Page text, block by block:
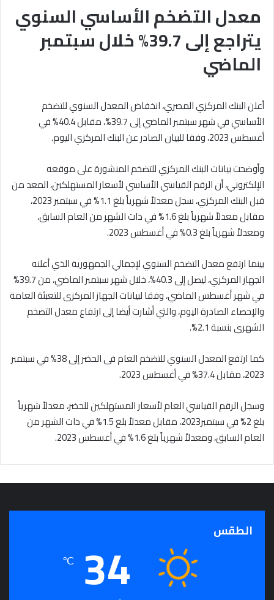
معدل التضخم الأساسي السنوي
يتراجع إلى 39.7% خلال سبتمبر
الماضي
أعلن البنك المركزي المصري، انخفاض المعدل السنوي للتضخم
الأساسي في شهر سبتمبر الماضي إلى 39.7%، مقابل 40.4% في
أغسطس 2023، وفقا للبيان الصادر عن البنك المركزي اليوم.
وأوضحت بيانات البنك المركزي للتضخم المنشورة على موقعه
الإلكتروني، أن الرقم القياسي الأساسي لأسعار المستهلكين، المعد من
قبل البنك المركزي، سجل معدلاً شهرياً بلغ 1.1% في سبتمبر 2023،
مقابل معدلاً شهرياً بلغ 1.6% في ذات الشهر من العام السابق،
ومعدلاً شهرياً بلغ 0.3% في أغسطس 2023.
بينما ارتفع معدل التضخم السنوي لإجمالي الجمهورية الذي أعلنه
الجهاز المركزي، ليصل إلى 40.3%، خلال شهر سبتمبر الماضي، من 39.7%
في شهر أغسطس الماضي، وفقا لبيانات الجهاز المركزى للتعبئة العامة
والإحصاء الصادرة اليوم، والتي أشارت أيضا إلى ارتفاع معدل التضخم
الشهرى بنسبة 2.1%.
كما ارتفع المعدل السنوي للتضخم العام فى الحضر إلى 38% في سبتمبر
2023، مقابل 37.4% في أغسطس 2023.
وسجل الرقم القياسي العام لأسعار المستهلكين للحضر، معدلاً شهرياً
بلغ 2% في سبتمبر2023، مقابل معدلاً بلغ 1.5% في ذات الشهر من
العام السابق، ومعدلاً شهرياً بلغ 1.6% في أغسطس 2023.
الطقس 34
℃